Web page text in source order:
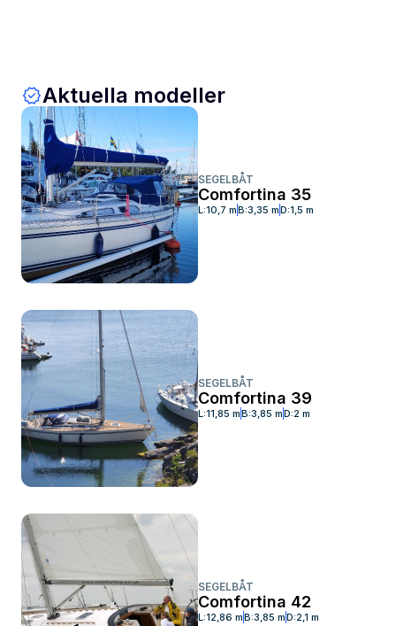
Aktuella modeller
SEGELBÅT
Comfortina 35
L:10,7 mB:3,35 mD:1,5 m
SEGELBÅT
Comfortina 39
L:11,85 mB:3,85 mD:2 m
SEGELBÅT
Comfortina 42
L:12,86 mB:3,85 mD:2,1 m